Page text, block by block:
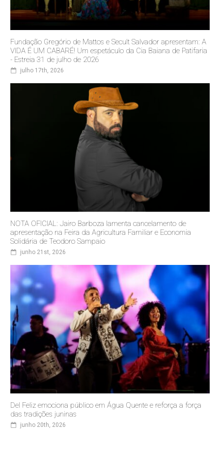
Fundação Gregório de Mattos e Secult Salvador apresentam: A
VIDA É UM CABARÉ! Um espetáculo da Cia Baiana de Patifaria
- Estreia 31 de julho de 2026
julho 17th, 2026
NOTA OFICIAL: Jairo Barboza lamenta cancelamento de
apresentação na Feira da Agricultura Familiar e Economia
Solidária de Teodoro Sampaio
junho 21st, 2026
Del Feliz emociona público em Água Quente e reforça a força
das tradições juninas
junho 20th, 2026